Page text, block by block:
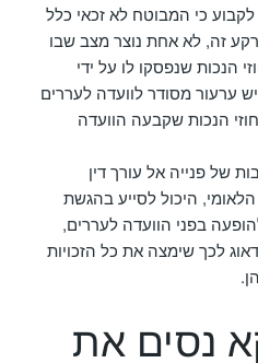
כי המבוטח לא זכאי כלל
זה, לא אחת נוצר מצב שבו
הנכות שנפסקו לו על ידי
ערעור מסודר לוועדה לעררים
הנכות שקבעה הוועדה
של פנייה אל עורך דין
היכול לסייע בהגשת
בפני הוועדה לעררים,
לכך שימצה את כל הזכויות
נסים את